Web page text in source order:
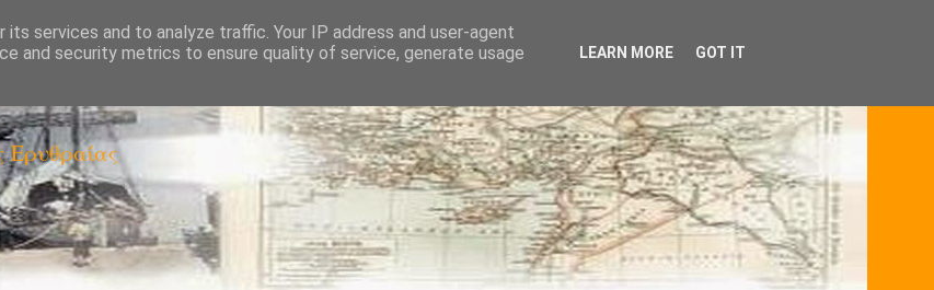
Ερυθραίας
services and to analyze traffic. Your IP address and user-agent
and security metrics to ensure quality of service, generate usage
LEARN MORE GOT IT